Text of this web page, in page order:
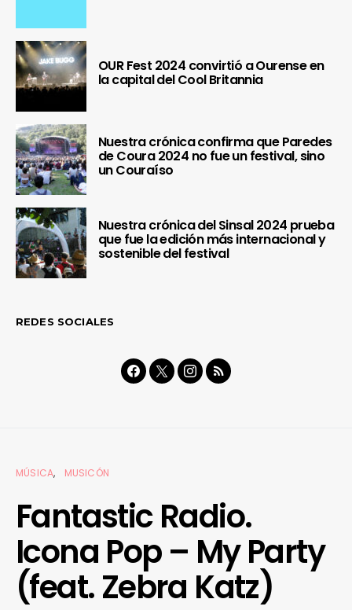
OUR Fest 2024 convirtió a Ourense en
la capital del Cool Britannia
Nuestra crónica confirma que Paredes
de Coura 2024 no fue un festival, sino
un Couraíso
Nuestra crónica del Sinsal 2024 prueba
que fue la edición más internacional y
sostenible del festival
REDES SOCIALES
MÚSICA MUSICÓN
Fantastic Radio.
Icona Pop – My Party
(feat. Zebra Katz)